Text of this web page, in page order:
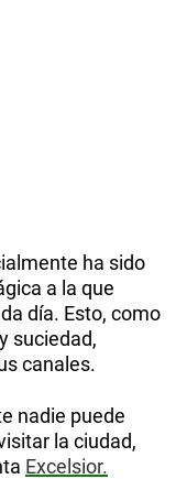
ha sido
a la que
día. Esto, como
suciedad,
canales.
nadie puede
la ciudad,
Excelsior.